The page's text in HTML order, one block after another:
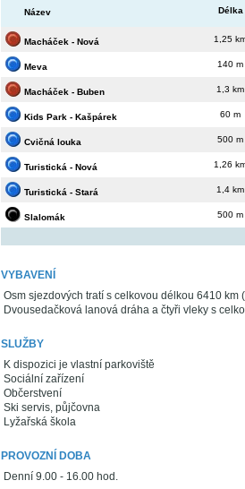
Název Délka
Macháček - Nová 1,25
Meva 140 m
Macháček - Buben 1,3 km
Kids Park - Kašpárek 60 m
Cvičná louka 500 m
Turistická - Nová 1,26
Turistická - Stará 1,4 km
Slalomák 500 m
VYBAVENÍ
Osm sjezdových tratí s celkovou délkou 6410 km
Dvousedačková lanová dráha a čtyři vleky s
SLUŽBY
K dispozici je vlastní parkoviště
Sociální zařízení
Občerstvení
Ski servis, půjčovna
Lyžařská škola
PROVOZNÍ DOBA
Denní 9.00 - 16.00 hod.